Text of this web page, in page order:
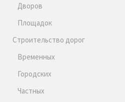
Дворов
Площадок
Строительство дорог
Временных
Городских
Частных